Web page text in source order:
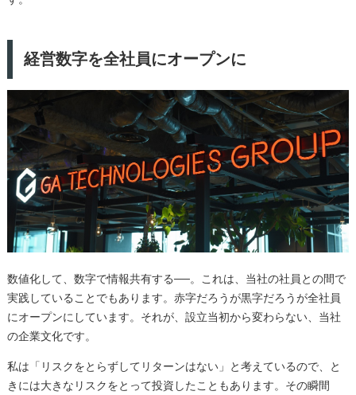
経営数字を全社員にオープンに
数値化して、数字で情報共有する──。これは、当社の社員との間で
実践していることでもあります。赤字だろうが黒字だろうが全社員
にオープンにしています。それが、設立当初から変わらない、当社
の企業文化です。
私は「リスクをとらずしてリターンはない」と考えているので、と
きには大きなリスクをとって投資したこともあります。その瞬間